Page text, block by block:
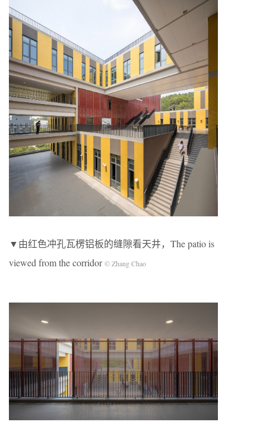
▼由红色冲孔瓦楞铝板的缝隙看天井，The patio is
viewed from the corridor© Zhang Chao